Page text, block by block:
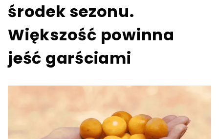
środek sezonu.
Większość powinna
jeść garściami